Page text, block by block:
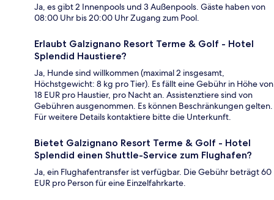
Ja, es gibt 2 Innenpools und 3 Außenpools. Gäste haben von
08:00 Uhr bis 20:00 Uhr Zugang zum Pool.
Erlaubt Galzignano Resort Terme & Golf - Hotel
Splendid Haustiere?
Ja, Hunde sind willkommen (maximal 2 insgesamt,
Höchstgewicht: 8 kg pro Tier). Es fällt eine Gebühr in Höhe von
18 EUR pro Haustier, pro Nacht an. Assistenztiere sind von
Gebühren ausgenommen. Es können Beschränkungen gelten.
Für weitere Details kontaktiere bitte die Unterkunft.
Bietet Galzignano Resort Terme & Golf - Hotel
Splendid einen Shuttle-Service zum Flughafen?
Ja, ein Flughafentransfer ist verfügbar. Die Gebühr beträgt 60
EUR pro Person für eine Einzelfahrkarte.